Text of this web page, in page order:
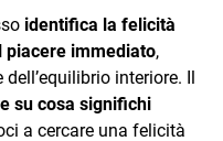
identifica la felicità
piacere immediato,
interiore. Il
su cosa significhi
a cercare una felicità